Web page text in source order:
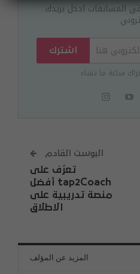
المسابقات ادخل بريدك
اشترك
ساعة ما تشاء
البوست القادم
تعرّف على
tap2Coach أفضل
منصة تدريبية على
الاطلاق
المزيد عن المؤلف